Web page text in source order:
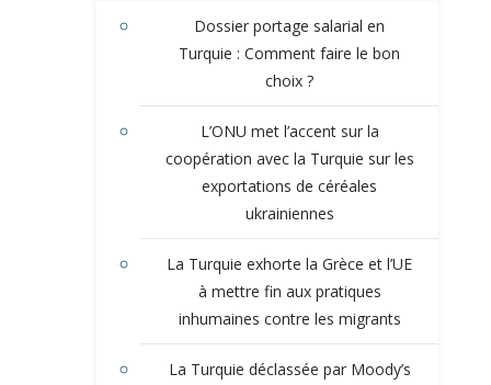
Dossier portage salarial en
Turquie : Comment faire le bon
choix ?
L’ONU met l’accent sur la
coopération avec la Turquie sur les
exportations de céréales
ukrainiennes
La Turquie exhorte la Grèce et l’UE
à mettre fin aux pratiques
inhumaines contre les migrants
La Turquie déclassée par Moody’s